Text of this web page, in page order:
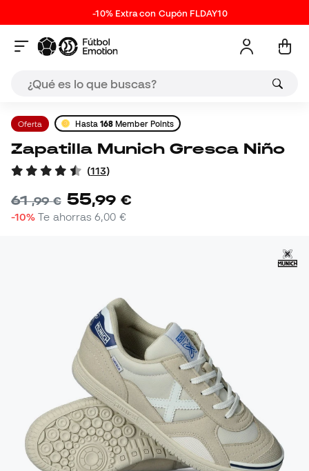
-10% Extra con Cupón FLDAY10
Oferta Hasta 168 Member Points
Zapatilla Munich Gresca Niño
(113)
61,99 € 55,99 €
-10% Te ahorras6,00 €